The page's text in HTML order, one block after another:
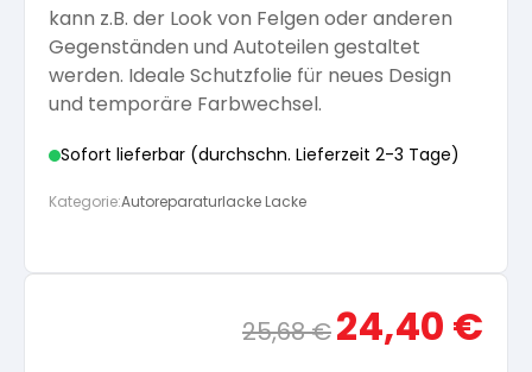
Öle für Außen
Pflege und Reinigung
Versiegelung für Beton
Pflege
Kalkfarben
Anti Schimmelfarbe
Silikatfarben
Pflege und Reinigung
Arbeitshandschuhe
Dichtmassen
Farbwalzen
Pinsel und Bürsten
kann z.B. der Look von Felgen oder anderen
Gegenständen und Autoteilen gestaltet
werden. Ideale Schutzfolie für neues Design
und temporäre Farbwechsel.
Sofort lieferbar (durchschn. Lieferzeit 2-3 Tage)
Kategorie:Autoreparaturlacke Lacke
25,68€
Ursprünglicher
Preis
24,40 €